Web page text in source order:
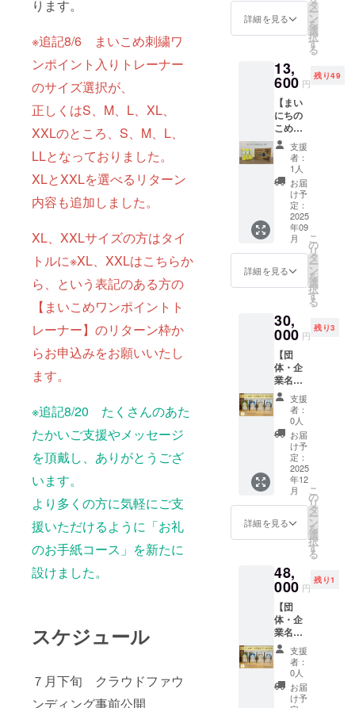
ります。
※追記8/6 まいこめ刺繍ワ
ンポイント入りトレーナー
のサイズ選択が、
正しくはS、M、L、XL、
XXLのところ、S、M、L、
LLとなっておりました。
XLとXXLを選べるリターン
内容も追加しました。
XL、XXLサイズの方はタイ
トルに※XL、XXLはこちらか
ら、という表記のある方の
【まいこめワンポイントト
レーナー】のリターン枠か
らお申込みをお願いいたし
ます。
※追記8/20 たくさんのあた
たかいご支援やメッセージ
を頂戴し、ありがとうござ
います。
より多くの方に気軽にご支
援いただけるように「お礼
のお手紙コース」を新たに
設けました。
スケジュール
７月下旬 クラウドファウ
ンディング事前公開
おりま
す。ご
支援い
際には
アレル
ゲン含
有リス
クにつ
いてあ
らかじ
めご了
承いた
だき、
必ず備
考欄に
「同
意」と
ご記載
くださ
い。
備を用
いて製
ており
ます。
そのた
めアレ
ルゲン
含有を
完全に
は防ぐ
ことが
難しく
なって
おりま
す。ご
支援い
ただく
際には
アレル
ゲン含
有リス
いてあ
らかじ
めご了
承いた
だき、
必ず備
考欄に
「同
意」と
ご記載
くださ
い。
い。」
＜アレ
スクに
関する
「同
意」の
お願い
＞ 本製
品は原
材料に
アレル
ゲン28
品目を
使用し
ており
ません
が、ア
ン28品
目を使
他製品
と同じ
製造設
備を用
いて製
造され
ており
ます。
そのた
めアレ
ルゲン
含有を
完全に
は防ぐ
ことが
難しく
なって
おりま
す。ご
ただく
際には
アレル
ゲン含
有リス
クにつ
いてあ
らかじ
めご了
承いた
だき、
目を使
用して
が、ア
レルゲ
ン28品
目を使
用した
他製品
と同じ
製造設
備を用
いて製
造され
ており
ます。
ご支援
いただ
は、ア
レルゲ
につい
てあら
かじめ
ご了承
いただ
き、必
ず備考
欄に
「同
意」と
ご記載
くださ
い。
たラベ
ルや注
をご確
認くだ
さ
い。」
け、冷
暗所で
さい。
・消費
期限も
しくは
賞味期
限：製
造日か
ら約1年
間 ・原
材料、
主原料
の原産
地：食
用こめ
油（国
造） ・
添加物
ギー表
示：ー
サイ
ズ：約
5.6cm×
・重
量：約
210g ・
保存方
法：高
温・直
射日光
を避
け、冷
暗所で
保存し
てくだ
さい。
・消費
期限も
賞味期
限：製
間 ・原
材料、
主原料
の原産
地：食
用こめ
油（国
内製
造） ・
添加物
表示、
アレル
ギー表
示：ー
す。 お
まけと
め油の
紙パッ
クを図
案化し
たイラ
ストの
豆シー
ル10枚
が付き
ます。
まいに
ちのこ
め油
410g ・
サイ
ズ：約
6.7cm×
6.7cm×
量：約
450g ・
保存方
法：高
温・直
射日光
を避
け、冷
暗所で
保存し
てくだ
さい。
・消費
期限も
しくは
限：製
造日か
ら約1年
材料、
主原料
の原産
地：食
用こめ
油（国
内製
造） ・
添加物
表示、
アレル
品、紙
パック
に入っ
油で
す。
900ｇの
パック
12本の
ケース
で提供
いたし
ます。
おまけ
として
まいに
ちのこ
め油の
紙パッ
クを図
案化し
ルが10
枚付き
ます。
「まい
にちの
こめ油
900ｇ」
・サイ
ズ：約
7cm×7
cm×23.
5cm ・
重量：
約970g
・保存
方法：
高温・
暗所で
保存し
てくだ
さい。
・消費
期限も
しくは
賞味期
限：製
造日か
ら約2年
詳細を見る
タ
ー
ン
を
選
択
す
る
13,
600 円
残り49
【まい
にちの
こめ油
1500ｇ
×10本☆
まいこ
め豆
シール
付き】
三和油
脂株式
会社の
人気商
品、紙
パック
に入っ
油で
す。
1500ｇ
のパッ
ク10本
のケー
スで提
供いた
しま
す。 お
まけと
してま
いにち
のこめ
油の紙
パック
を図案
シール
が10枚
付きま
す。
「まい
にちの
こめ油
1500
ｇ」 ・
サイ
ズ：約
支援
者：
1人
お届
け予
定：
2025
年09
月
詳細を見る
こ
の
リ
タ
ー
ン
を
選
択
す
る
30,
000 円
残り3
【団
体・企
業名を
インス
タ投稿
+こめ油
一斗缶3
缶♪まい
こめ豆
シール
付】 ご
支援を
いただ
いた企
業・団
体さん
前入り
のメッ
セージ
画像を
弊社直
営
ショッ
プ「さ
んま
る」公
式アカ
支援
者：
0人
お届
け予
定：
2025
年12
月
詳細を見る
こ
の
リ
タ
ー
ン
を
選
択
す
る
48,
000 円
残り1
【団
体・企
業名を
インス
タ投稿
+選べる
こめ油
一斗缶
支援
者：
0人
お届
け予